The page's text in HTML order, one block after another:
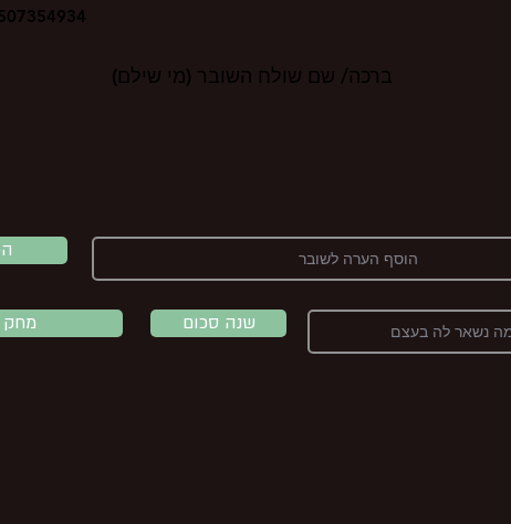
ברכה/ שם שולח השובר (מי שילם)
מחק שנה סכום